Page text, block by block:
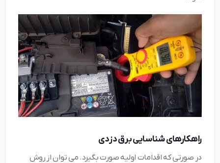
راهکارهای شناسایی برق دزدی
در صورتی که اقدامات اولیه صورت بگیرد. می توان از روش